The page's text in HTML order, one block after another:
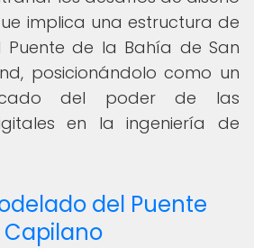
implica una estructura de
de la Bahía de San
posicionándolo como un
del poder de las
en la ingeniería de
del Puente